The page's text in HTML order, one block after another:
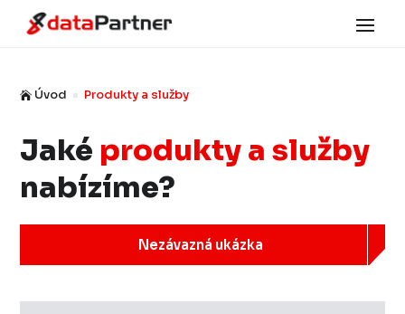
 Úvod ^ Produkty a služby
Jaké produkty a služby
nabízíme?
Nezávazná ukázka